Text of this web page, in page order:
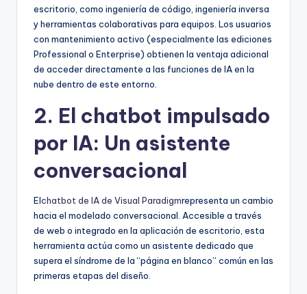
escritorio, como ingeniería de código, ingeniería inversa
y herramientas colaborativas para equipos. Los usuarios
con mantenimiento activo (especialmente las ediciones
Professional o Enterprise) obtienen la ventaja adicional
de acceder directamente a las funciones de IA en la
nube dentro de este entorno.
2. El chatbot impulsado
por IA: Un asistente
conversacional
Elchatbot de IA de Visual Paradigmrepresenta un cambio
hacia el modelado conversacional. Accesible a través
de web o integrado en la aplicación de escritorio, esta
herramienta actúa como un asistente dedicado que
supera el síndrome de la “página en blanco” común en las
primeras etapas del diseño.